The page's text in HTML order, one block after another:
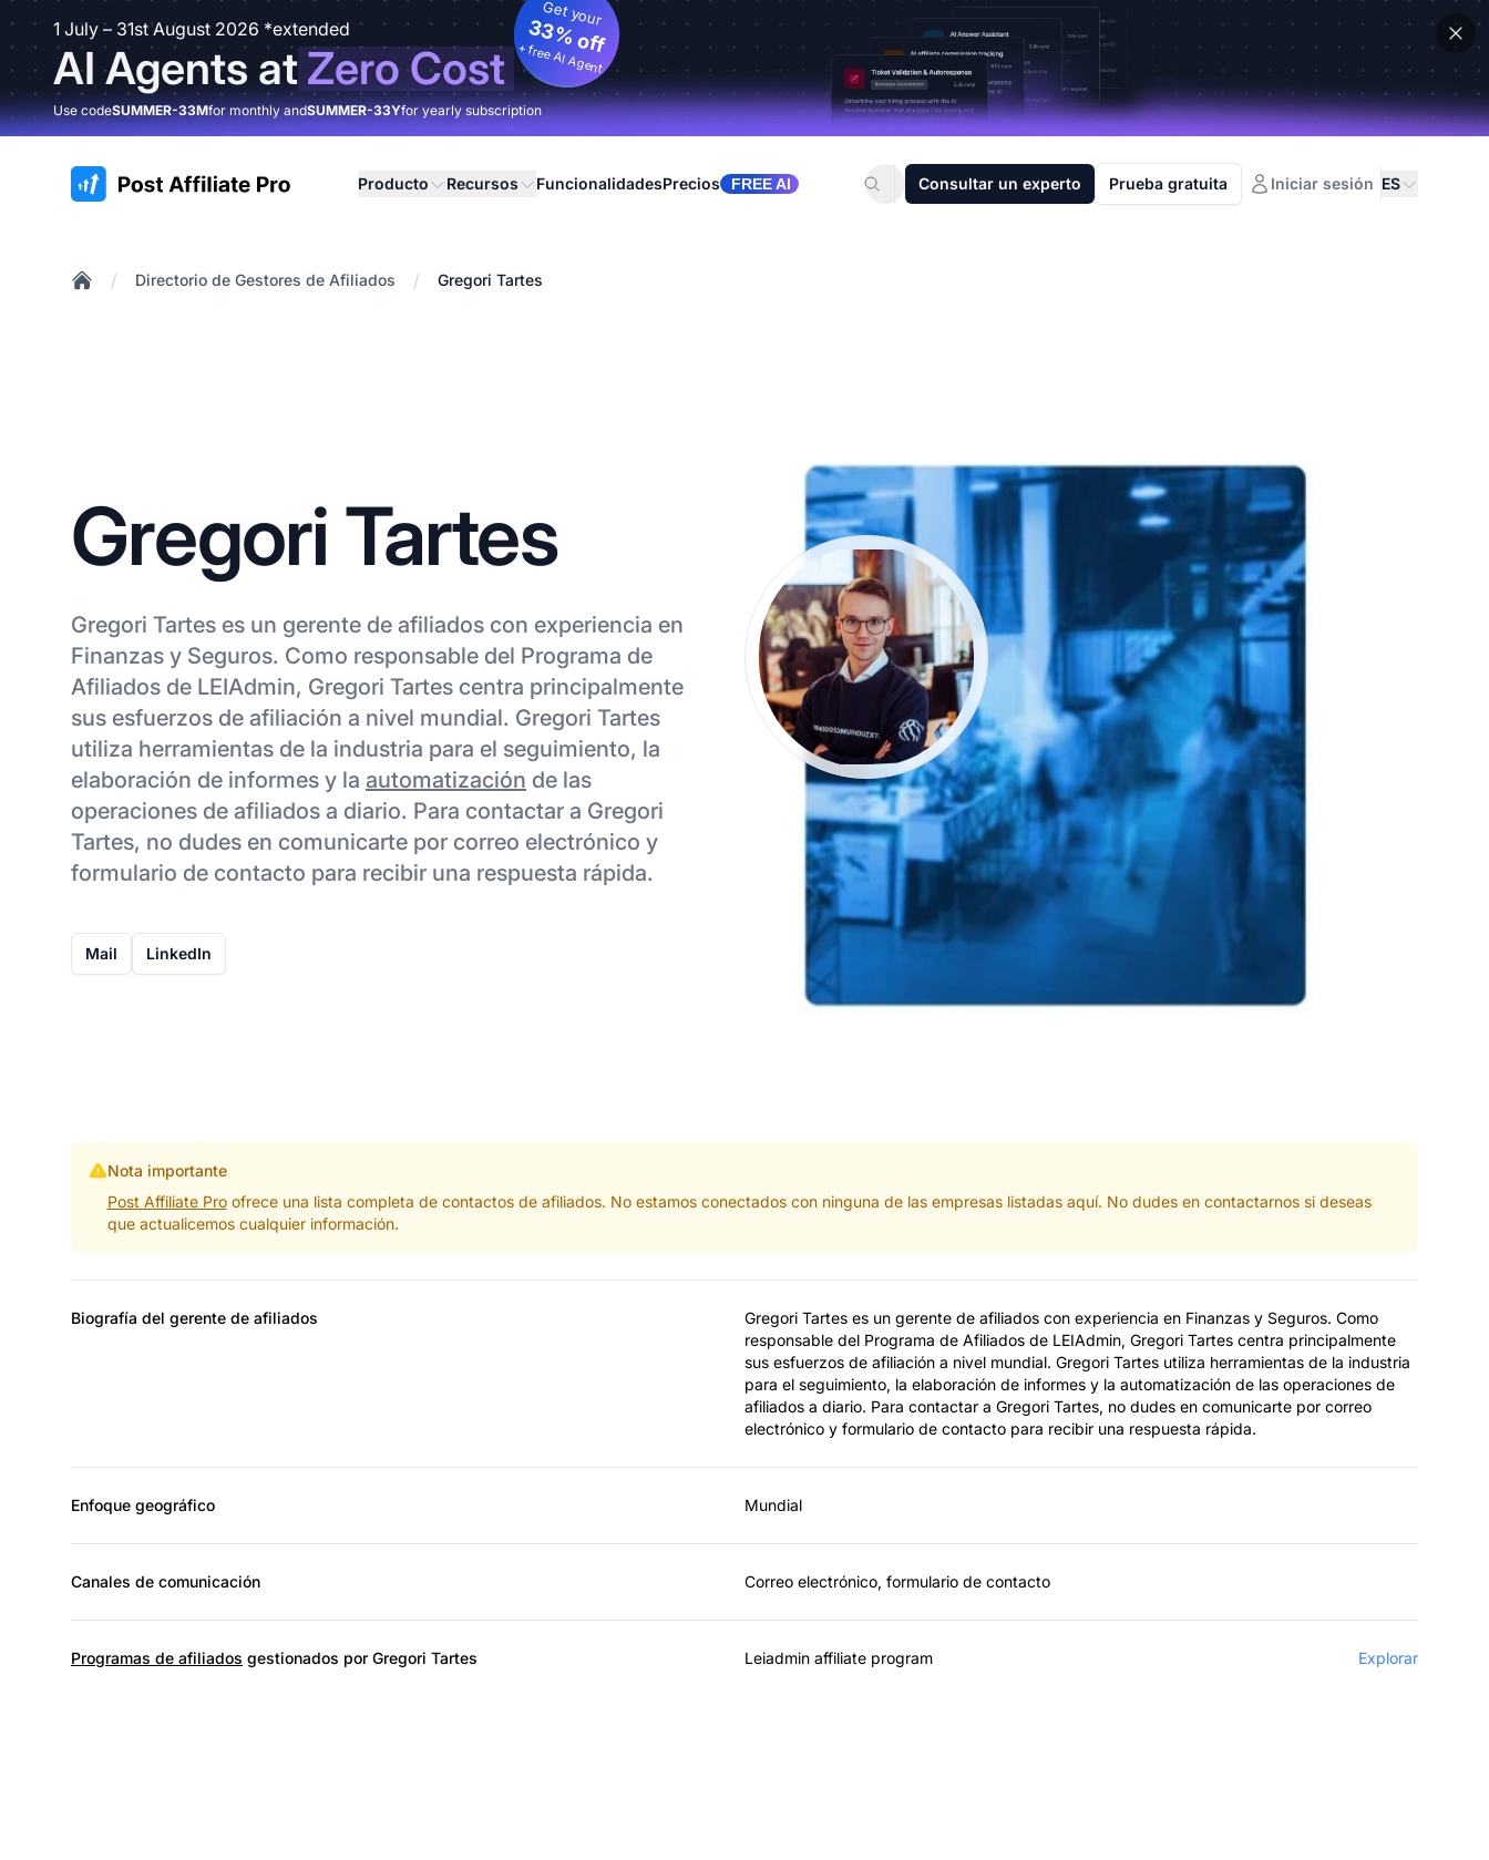
1 July – 31st August 2026 *extended
AI Agents atZero Cost
Get your
33% off
+ free AI Agent
Use codeSUMMER-33Mfor monthly andSUMMER-33Yfor yearly subscription
:site.title Producto Recursos FuncionalidadesPrecios FREE AI Consultar un experto Prueba gratuita Iniciar sesión ES
/ Directorio de Gestores de Afiliados / Gregori Tartes
Gregori Tartes
Gregori Tartes es un gerente de afiliados con experiencia en
Finanzas y Seguros. Como responsable del Programa de
Afiliados de LEIAdmin, Gregori Tartes centra principalmente
sus esfuerzos de afiliación a nivel mundial. Gregori Tartes
utiliza herramientas de la industria para el seguimiento, la
elaboración de informes y la automatización de las
operaciones de afiliados a diario. Para contactar a Gregori
Tartes, no dudes en comunicarte por correo electrónico y
formulario de contacto para recibir una respuesta rápida.
Mail LinkedIn
Nota importante
Post Affiliate Proofrece una lista completa de contactos de afiliados. No estamos conectados con ninguna de las empresas listadas aquí. No dudes en contactarnos si deseas
que actualicemos cualquier información.
Biografía del gerente de afiliados
Gregori Tartes es un gerente de afiliados con experiencia en Finanzas y Seguros. Como
responsable del Programa de Afiliados de LEIAdmin, Gregori Tartes centra principalmente
sus esfuerzos de afiliación a nivel mundial. Gregori Tartes utiliza herramientas de la industria
para el seguimiento, la elaboración de informes y la automatización de las operaciones de
afiliados a diario. Para contactar a Gregori Tartes, no dudes en comunicarte por correo
electrónico y formulario de contacto para recibir una respuesta rápida.
Enfoque geográfico Mundial
Canales de comunicación Correo electrónico, formulario de contacto
Programas de afiliados gestionados por Gregori Tartes Leiadmin affiliate program Explorar